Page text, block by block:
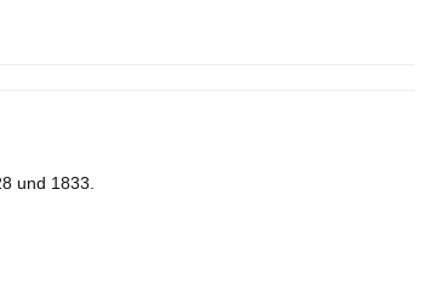
und 1833.